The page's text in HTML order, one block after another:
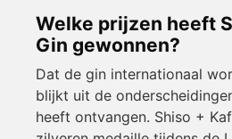
Welke prijzen heeft
Gin gewonnen?
Dat de gin internationaal
blijkt uit de
heeft ontvangen. Shiso +